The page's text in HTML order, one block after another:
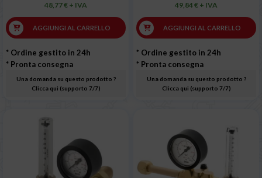
48,77 € + IVA
AGGIUNGI AL CARRELLO
* Ordine gestito in 24h
* Pronta consegna
Una domanda su questo prodotto ?
Clicca qui (supporto 7/7)
49,84 € + IVA
AGGIUNGI AL CARRELLO
* Ordine gestito in 24h
* Pronta consegna
Una domanda su questo prodotto ?
Clicca qui (supporto 7/7)